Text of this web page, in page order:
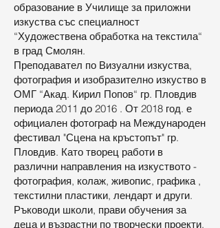
образование в Училище за приложни
изкуства със специалност
“Художествена обработка на текстила“
в град Смолян.
Преподавател по Визуални изкуства,
фотография и изобразително изкуство в
ОМГ “Акад. Кирил Попов“ гр. Пловдив
периода 2011 до 2016 . От 2018 год. е
официален фотограф на Международен
фестивал "Сцена на кръстопът" гр.
Пловдив. Като творец работи в
различни направления на изкуството -
фотография, колаж, живопис, графика ,
текстилни пластики, лендарт и други.
Ръководи школи, прави обучения за
деца и възрастни по творчески проекти.